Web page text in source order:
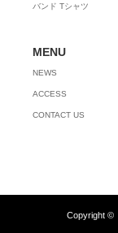
バンド Tシャツ
MENU
NEWS
ACCESS
CONTACT US
Copyright ©